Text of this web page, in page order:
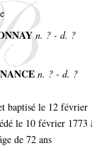
n. ? - d. ?
n. ? - d. ?
baptisé le 12
le 10 février 1773
de 72 ans